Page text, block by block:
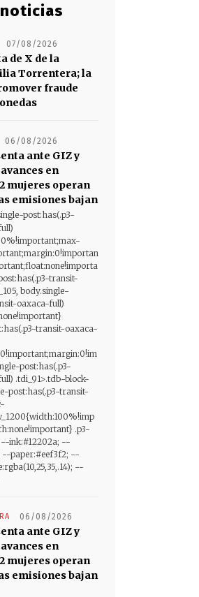
07/08/2026
de X de la
Torrentera; la
fraude
06/08/2026
ante GIZ y
avances en
mujeres operan
emisiones bajan
post:has(.p3-
transit-
body.single-
oaxaca-full)
transit-oaxaca-
post:has(.p3-
.tdi_91>.tdb-block-
post:has(.p3-transit-
.p3-
ink:#12202a; --
--paper:#eef3f2; --
--
06/08/2026
ante GIZ y
avances en
mujeres operan
emisiones bajan